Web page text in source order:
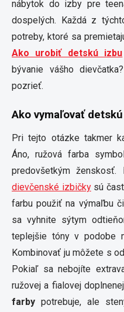
nábytok do izby pre
dospelých. Každá z
potreby, ktoré sa
Ako urobiť detskú izbu
bývanie vášho
pozrieť.
Ako vymaľovať
Pri tejto otázke takmer
Áno, ružová farba
predovšetkým
dievčenské izbičkysú
farbu použiť na výmaľbu
sa vyhnite sýtym
teplejšie tóny v podobe
Kombinovať ju môžete s
Pokiaľ sa nebojíte
ružovej a fialovej
farby potrebuje, ale